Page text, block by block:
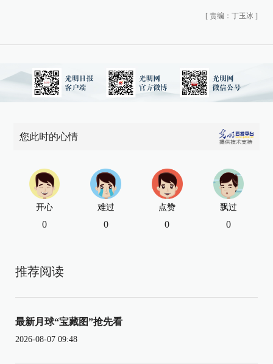
[ 责编：丁玉冰 ]
您此时的心情
开心
0
难过
0
点赞
0
飘过
0
推荐阅读
最新月球“宝藏图”抢先看
2026-08-07 09:48